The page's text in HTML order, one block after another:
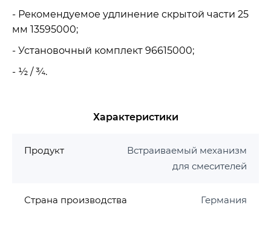
- Рекомендуемое удлинение скрытой части 25
мм 13595000;
- Установочный комплект 96615000;
- ½ / ¾.
Характеристики
Продукт
Встраиваемый механизм
для смесителей
Страна производства Германия